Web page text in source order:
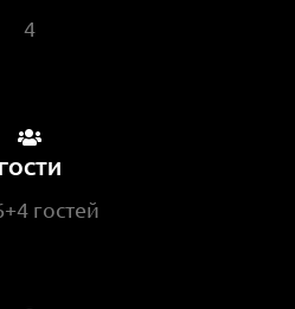
4
ГОСТИ
гостей